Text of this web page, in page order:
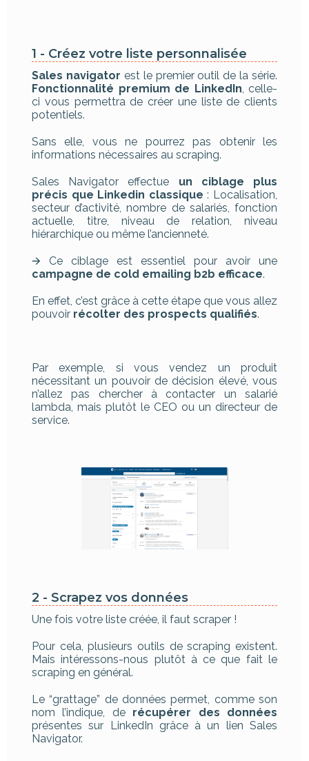
1 - Créez votre liste personnalisée
Sales navigator est le premier outil de la série.
Fonctionnalité premium de LinkedIn , celle-
ci vous permettra de créer une liste de clients
potentiels.
Sans elle, vous ne pourrez pas obtenir les
informations nécessaires au scraping.
Sales Navigator effectue un ciblage plus
précis que Linkedin classique : Localisation,
secteur d’activité, nombre de salariés, fonction
actuelle, titre, niveau de relation, niveau
hiérarchique ou même l’ancienneté.
🡪 Ce ciblage est essentiel pour avoir une
campagne de cold emailing b2b efficace.
En effet, c’est grâce à cette étape que vous allez
pouvoir récolter des prospects qualifiés.
Par exemple, si vous vendez un produit
nécessitant un pouvoir de décision élevé, vous
n’allez pas chercher à contacter un salarié
lambda, mais plutôt le CEO ou un directeur de
service.
2 - Scrapez vos données
Une fois votre liste créée, il faut scraper !
Pour cela, plusieurs outils de scraping existent.
Mais intéressons-nous plutôt à ce que fait le
scraping en général.
Le “grattage” de données permet, comme son
nom l’indique, de récupérer des données
présentes sur LinkedIn grâce à un lien Sales
Navigator.